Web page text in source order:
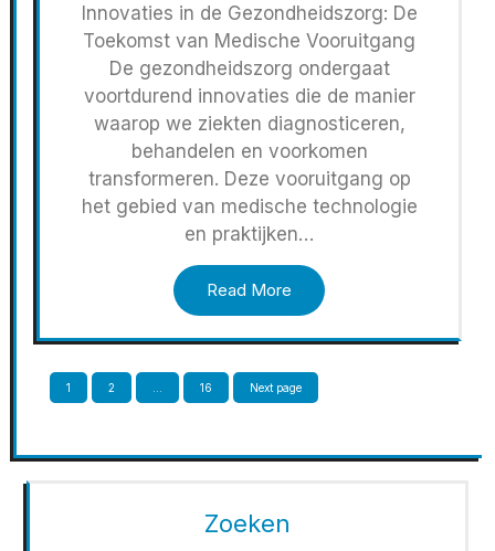
Innovaties in de Gezondheidszorg: De
Toekomst van Medische Vooruitgang
De gezondheidszorg ondergaat
voortdurend innovaties die de manier
waarop we ziekten diagnosticeren,
behandelen en voorkomen
transformeren. Deze vooruitgang op
het gebied van medische technologie
en praktijken…
Read More
Berichten
1 2 16 Next page
Zoeken